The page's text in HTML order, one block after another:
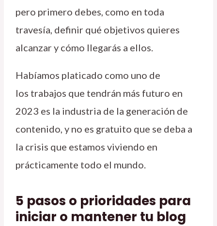
pero primero debes, como en toda
travesía, definir qué objetivos quieres
alcanzar y cómo llegarás a ellos.
Habíamos platicado como uno de
los trabajos que tendrán más futuro en
2023 es la industria de la generación de
contenido, y no es gratuito que se deba a
la crisis que estamos viviendo en
prácticamente todo el mundo.
5 pasos o prioridades para
iniciar o mantener tu blog